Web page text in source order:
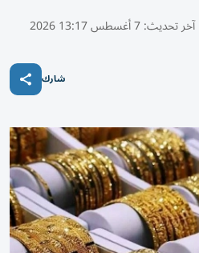
آخر تحديث:7 أغسطس 13:17 2026
شارك